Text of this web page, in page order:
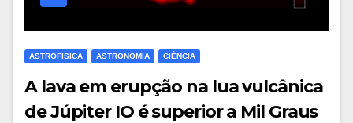
ASTROFISICA ASTRONOMIA CIÊNCIA
A lava em erupção na lua vulcânica
de Júpiter IO é superior a Mil Graus